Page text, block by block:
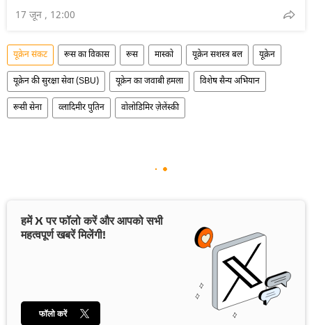
17 जून , 12:00
यूक्रेन संकट रूस का विकास रूस मास्को यूक्रेन सशस्त्र बल यूक्रेन
यूक्रेन की सुरक्षा सेवा (SBU) यूक्रेन का जवाबी हमला विशेष सैन्य अभियान
रूसी सेना व्लादिमीर पुतिन वोलोडिमिर ज़ेलेंस्की
हमें X पर फॉलो करें और आपको सभी
महत्वपूर्ण खबरें मिलेंगी!
फॉलो करें